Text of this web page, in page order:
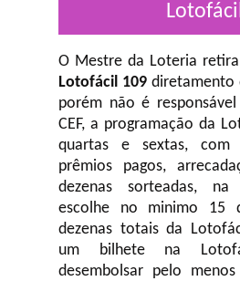
O Mestre da Loteria
Lotofácil 109 diretamento
porém não é
CEF, a programação da
quartas e sextas, com
prêmios pagos,
dezenas sorteadas, na
escolhe no minimo 15
dezenas totais da
um bilhete na
desembolsar pelo